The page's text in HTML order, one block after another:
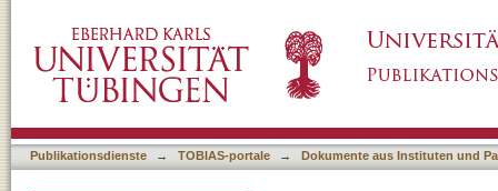
zwischen Ludwig Köhler, Emil Brunner und
Publikationsdienste → TOBIAS-portale → Dokumente aus Instituten und